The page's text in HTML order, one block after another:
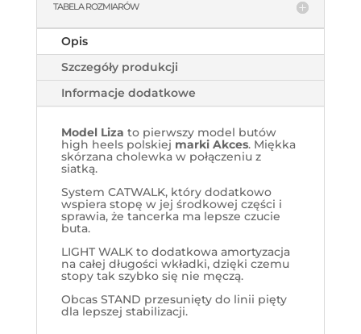
TABELA ROZMIARÓW
Opis
Szczegóły produkcji
Informacje dodatkowe
Model Liza to pierwszy model butów
high heels polskiej marki Akces. Miękka
skórzana cholewka w połączeniu z
siatką.
System CATWALK, który dodatkowo
wspiera stopę w jej środkowej części i
sprawia, że tancerka ma lepsze czucie
buta.
LIGHT WALK to dodatkowa amortyzacja
na całej długości wkładki, dzięki czemu
stopy tak szybko się nie męczą.
Obcas STAND przesunięty do linii pięty
dla lepszej stabilizacji.